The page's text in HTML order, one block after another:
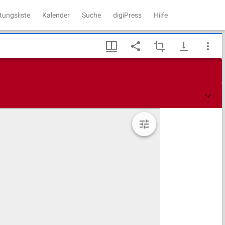
Kalender Suche digiPress Hilfe